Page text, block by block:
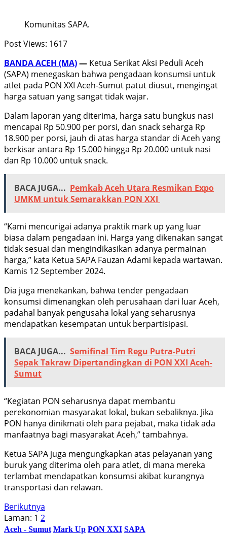
Komunitas SAPA.
Post Views: 1617
BANDA ACEH (MA)— Ketua Serikat Aksi Peduli Aceh
(SAPA) menegaskan bahwa pengadaan konsumsi untuk
atlet pada PON XXI Aceh-Sumut patut diusut, mengingat
harga satuan yang sangat tidak wajar.
Dalam laporan yang diterima, harga satu bungkus nasi
mencapai Rp 50.900 per porsi, dan snack seharga Rp
18.900 per porsi, jauh di atas harga standar di Aceh yang
berkisar antara Rp 15.000 hingga Rp 20.000 untuk nasi
dan Rp 10.000 untuk snack.
BACA JUGA... Pemkab Aceh Utara Resmikan Expo
UMKM untuk Semarakkan PON XXI
“Kami mencurigai adanya praktik mark up yang luar
biasa dalam pengadaan ini. Harga yang dikenakan sangat
tidak sesuai dan mengindikasikan adanya permainan
harga,” kata Ketua SAPA Fauzan Adami kepada wartawan.
Kamis 12 September 2024.
Dia juga menekankan, bahwa tender pengadaan
konsumsi dimenangkan oleh perusahaan dari luar Aceh,
padahal banyak pengusaha lokal yang seharusnya
mendapatkan kesempatan untuk berpartisipasi.
BACA JUGA... Semifinal Tim Regu Putra-Putri
Sepak Takraw Dipertandingkan di PON XXI Aceh-
Sumut
“Kegiatan PON seharusnya dapat membantu
perekonomian masyarakat lokal, bukan sebaliknya. Jika
PON hanya dinikmati oleh para pejabat, maka tidak ada
manfaatnya bagi masyarakat Aceh,” tambahnya.
Ketua SAPA juga mengungkapkan atas pelayanan yang
buruk yang diterima oleh para atlet, di mana mereka
terlambat mendapatkan konsumsi akibat kurangnya
transportasi dan relawan.
Berikutnya
Laman: 1 2
Aceh - Sumut Mark Up PON XXI SAPA